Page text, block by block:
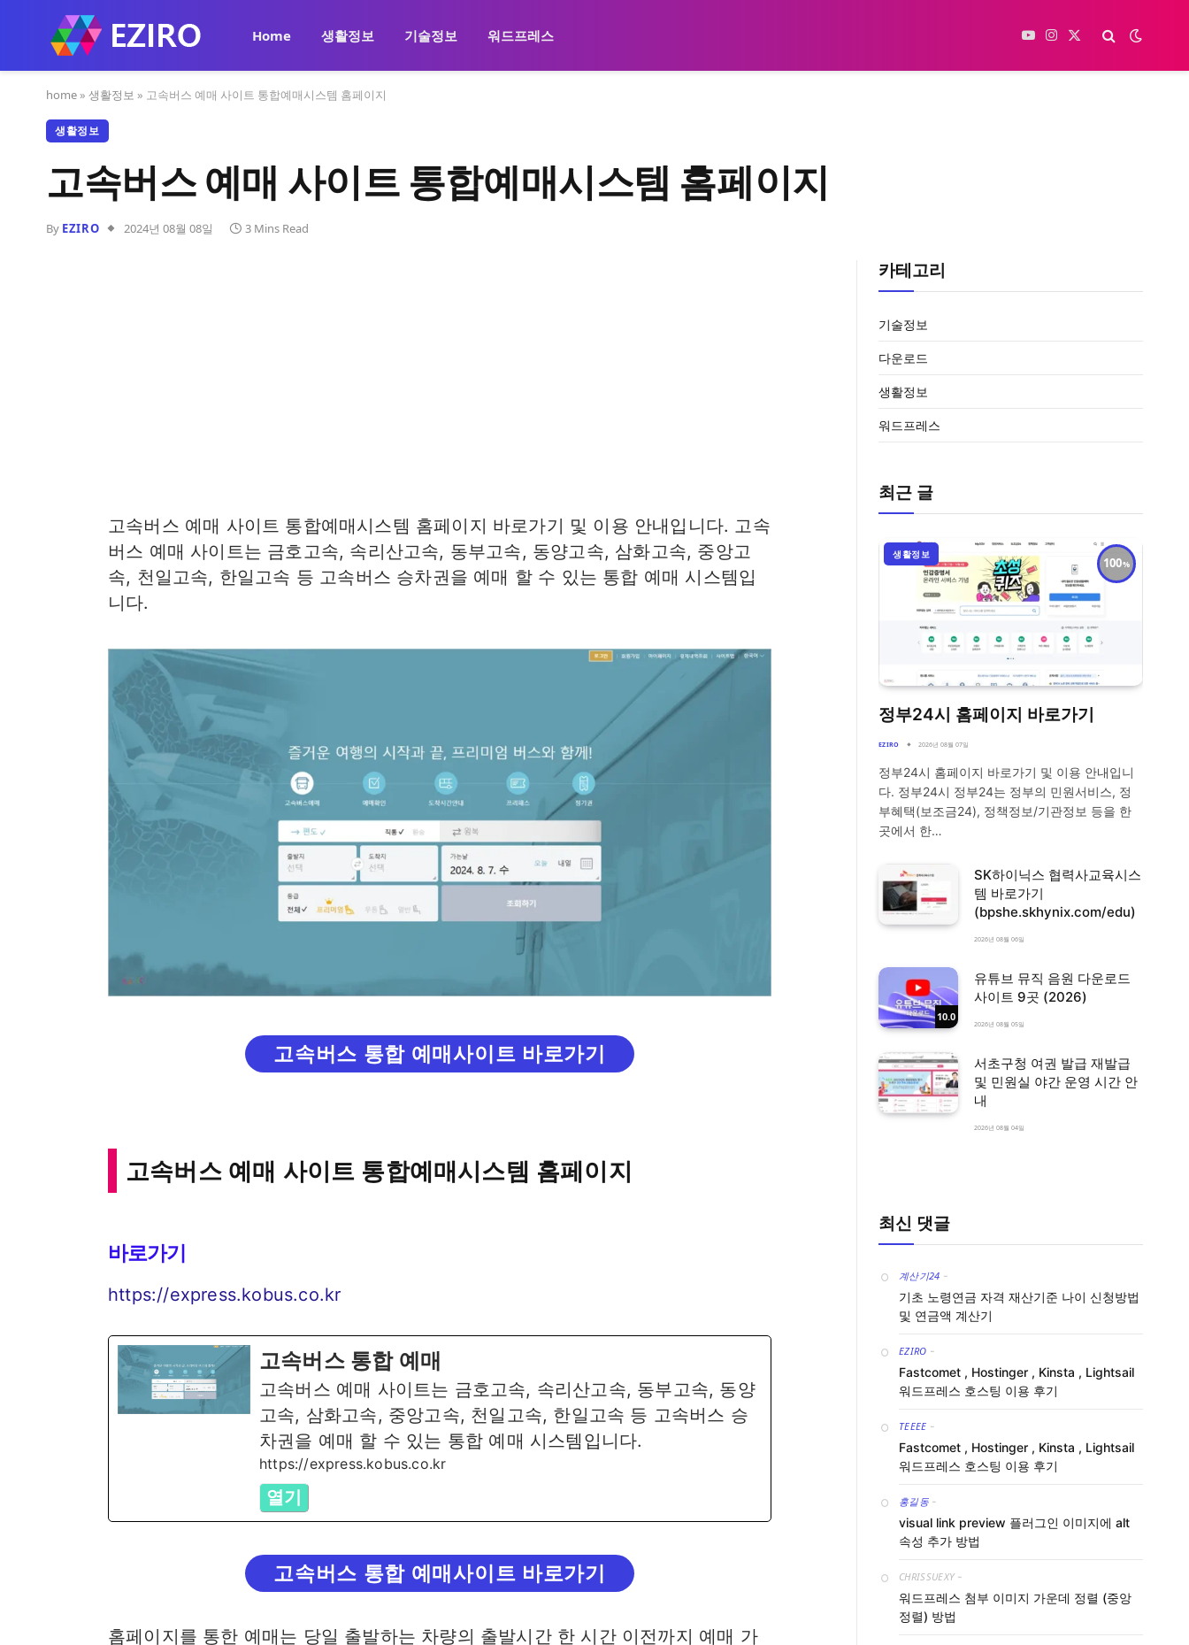
Home 생활정보 기술정보 워드프레스 YouTubeInstagram
X
home » 생활정보 » 고속버스 예매 사이트 통합예매시스템 홈페이지
생활정보
고속버스 예매 사이트 통합예매시스템 홈페이지
By EZIRO 2024년 08월 08일 3 Mins Read
고속버스 예매 사이트 통합예매시스템 홈페이지 바로가기 및 이용 안내입니다. 고속
버스 예매 사이트는 금호고속, 속리산고속, 동부고속, 동양고속, 삼화고속, 중앙고
속, 천일고속, 한일고속 등 고속버스 승차권을 예매 할 수 있는 통합 예매 시스템입
니다.
고속버스 통합 예매사이트 바로가기
고속버스 예매 사이트 통합예매시스템 홈페이지
바로가기
https://express.kobus.co.kr
고속버스 통합 예매
고속버스 예매 사이트는 금호고속, 속리산고속, 동부고속, 동양
고속, 삼화고속, 중앙고속, 천일고속, 한일고속 등 고속버스 승
차권을 예매 할 수 있는 통합 예매 시스템입니다.
https://express.kobus.co.kr
열기
고속버스 통합 예매사이트 바로가기
홈페이지를 통한 예매는 당일 출발하는 차량의 출발시간 한 시간 이전까지 예매 가
카테고리
기술정보
다운로드
생활정보
워드프레스
최근 글
100
생활정보
정부24시 홈페이지 바로가기
EZIRO 2026년 08월 07일
정부24시 홈페이지 바로가기 및 이용 안내입니
다. 정부24시 정부24는 정부의 민원서비스, 정
부혜택(보조금24), 정책정보/기관정보 등을 한
곳에서 한…
SK하이닉스 협력사교육시스
템 바로가기
(bpshe.skhynix.com/edu)
2026년 08월 06일
10.0
유튜브 뮤직 음원 다운로드
사이트 9곳 (2026)
2026년 08월 05일
서초구청 여권 발급 재발급
및 민원실 야간 운영 시간 안
내
2026년 08월 04일
최신 댓글
계산기24 -
기초 노령연금 자격 재산기준 나이 신청방법
및 연금액 계산기
EZIRO -
Fastcomet , Hostinger , Kinsta , Lightsail
워드프레스 호스팅 이용 후기
TEEEE -
Fastcomet , Hostinger , Kinsta , Lightsail
워드프레스 호스팅 이용 후기
홍길동 -
visual link preview 플러그인 이미지에 alt
속성 추가 방법
CHRISSUEXY -
워드프레스 첨부 이미지 가운데 정렬 (중앙
정렬) 방법